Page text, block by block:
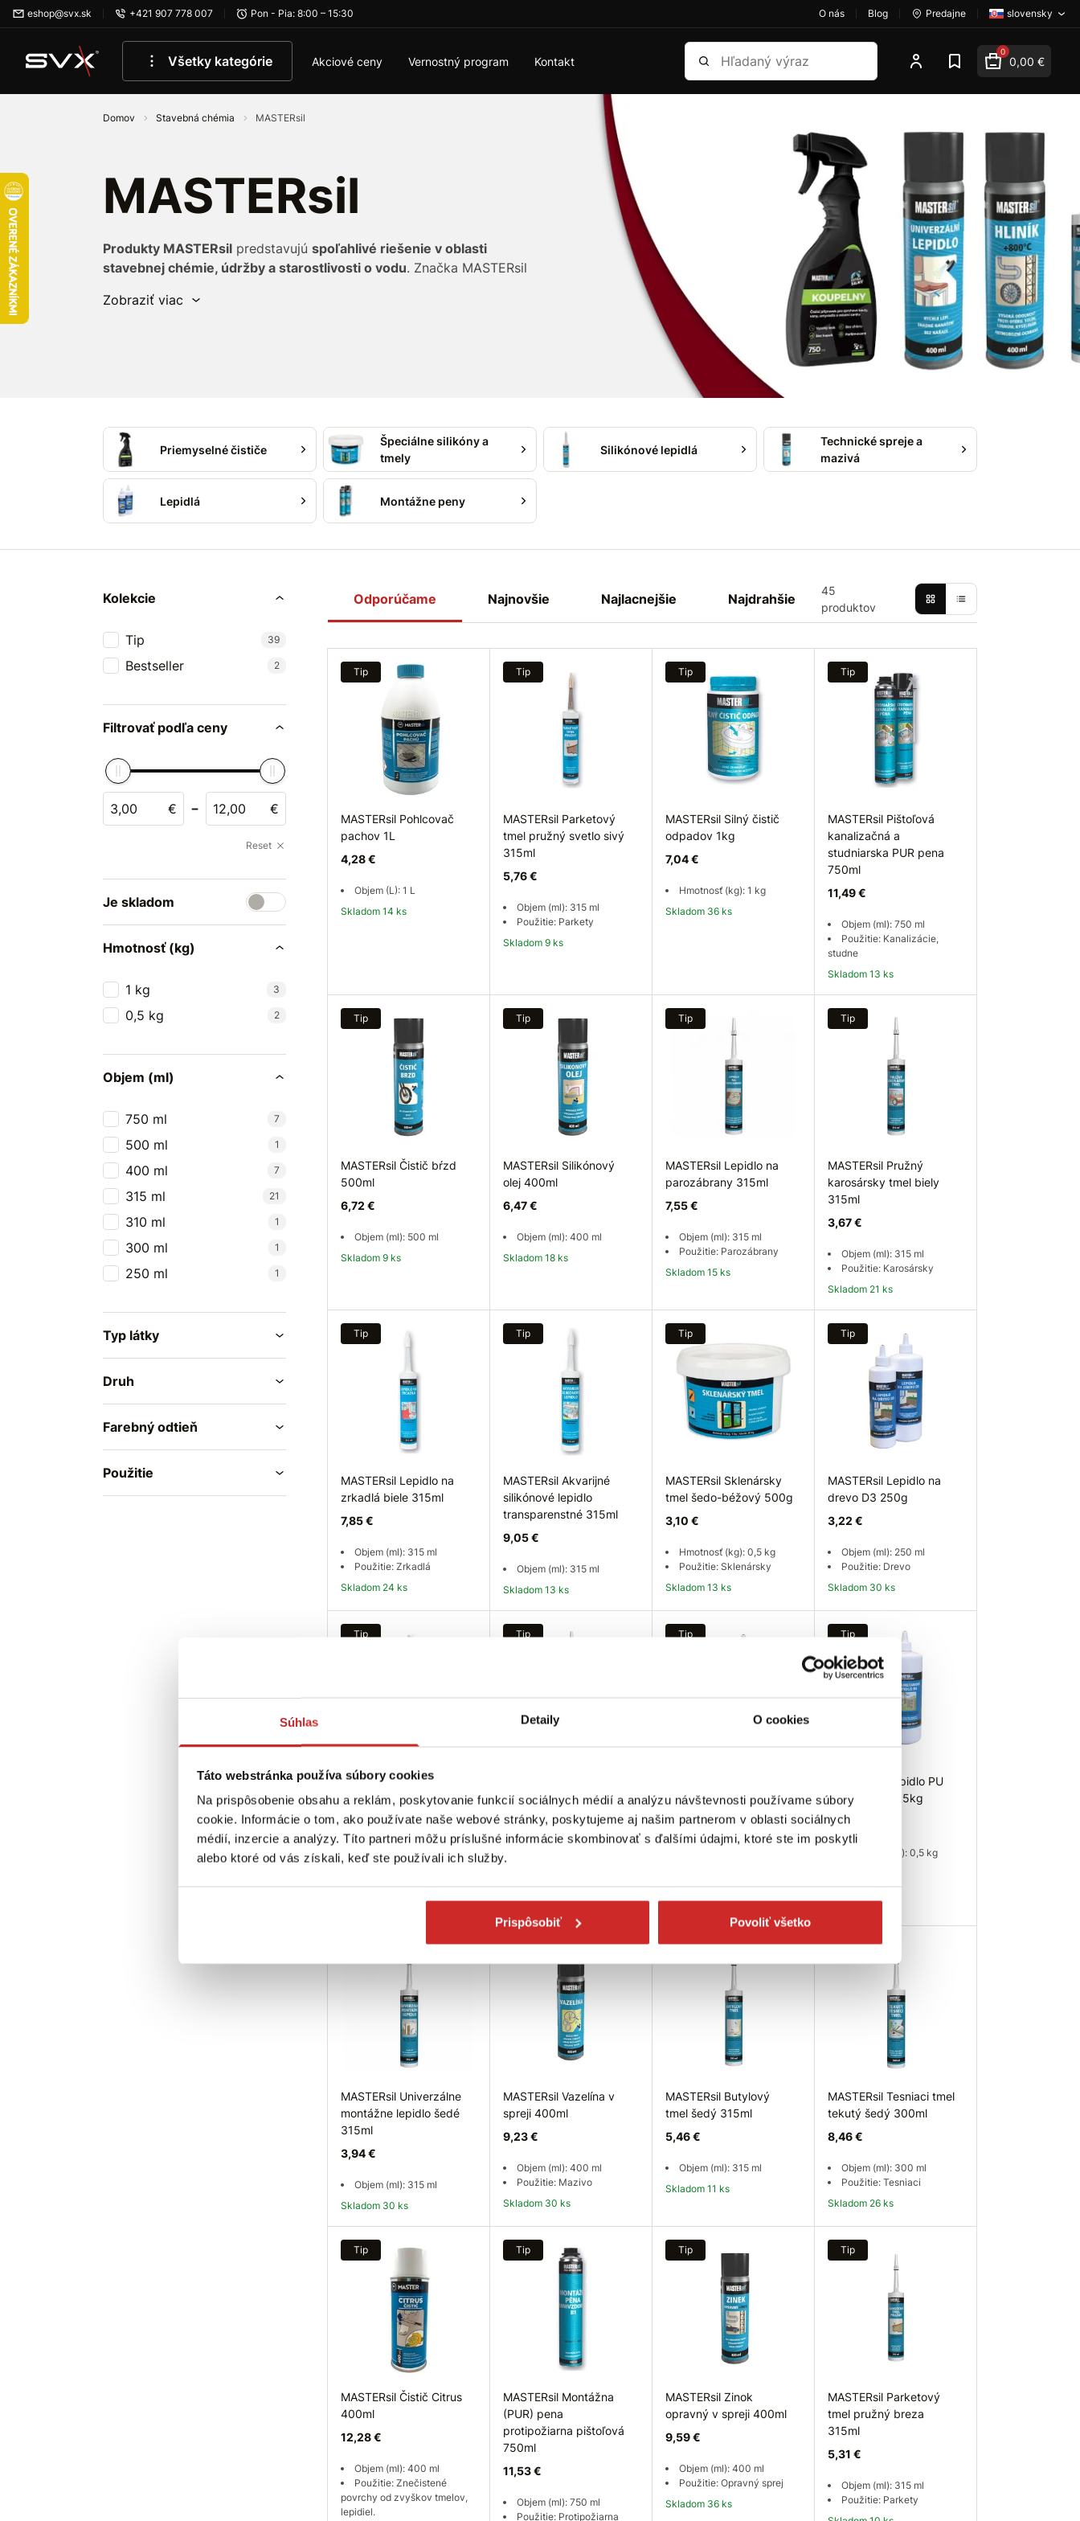
Súhlas Detaily O cookies
Táto webstránka používa súbory cookies
Na prispôsobenie obsahu a reklám, poskytovanie funkcií sociálnych médií a analýzu návštevnosti používame súbory
cookie. Informácie o tom, ako používate naše webové stránky, poskytujeme aj našim partnerom v oblasti sociálnych
médií, inzercie a analýzy. Títo partneri môžu príslušné informácie skombinovať s ďalšími údajmi, ktoré ste im poskytli
alebo ktoré od vás získali, keď ste používali ich služby.
Prispôsobiť Povoliť všetko
Preskočiť na hlavný obsah
eshop@svx.sk +421 907 778 007 Pon - Pia: 8:00 – 15:30 O nás Blog Predajne slovensky
Všetky kategórie Akciové ceny Vernostný program Kontakt
Vyhľadať 0
0,00 €
Domov Stavebná chémia MASTERsil
MASTERsil
Produkty MASTERsil predstavujú spoľahlivé riešenie v oblasti
stavebnej chémie, údržby a starostlivosti o vodu. Značka MASTERsil
ktoré oceníte v stavebníctve, pri bazénoch aj v domácnosti.
Zobraziť viac
Priemyselné čističe
Špeciálne silikóny a
tmely
Silikónové lepidlá
Technické spreje a
mazivá
Lepidlá Montážne peny
Kolekcie
Tip 39
Bestseller 2
Filtrovať podľa ceny
€ - €
Reset
Je skladom
Hmotnosť (kg)
1 kg 3
0,5 kg 2
Objem (ml)
750 ml 7
500 ml 1
400 ml 7
315 ml 21
310 ml 1
300 ml 1
250 ml 1
Typ látky
Druh
Farebný odtieň
Použitie
Odporúčame Najnovšie Najlacnejšie Najdrahšie
45
produktov
Tip
MASTERsil Pohlcovač
pachov 1L
4,28 €
Objem (L): 1 L
Skladom 14 ks
Tip
MASTERsil Parketový
tmel pružný svetlo sivý
315ml
5,76 €
Objem (ml): 315 ml
Použitie: Parkety
Skladom 9 ks
Tip
MASTERsil Silný čistič
odpadov 1kg
7,04 €
Hmotnosť (kg): 1 kg
Skladom 36 ks
Tip
MASTERsil Pištoľová
kanalizačná a
studniarska PUR pena
750ml
11,49 €
Objem (ml): 750 ml
Použitie: Kanalizácie,
studne
Skladom 13 ks
Tip
MASTERsil Čistič bŕzd
500ml
6,72 €
Objem (ml): 500 ml
Skladom 9 ks
Tip
MASTERsil Silikónový
olej 400ml
6,47 €
Objem (ml): 400 ml
Skladom 18 ks
Do košíka
Tip
MASTERsil Lepidlo na
parozábrany 315ml
7,55 €
Objem (ml): 315 ml
Použitie: Parozábrany
Skladom 15 ks
Tip
MASTERsil Pružný
karosársky tmel biely
315ml
3,67 €
Objem (ml): 315 ml
Použitie: Karosársky
Skladom 21 ks
Tip
MASTERsil Lepidlo na
zrkadlá biele 315ml
7,85 €
Objem (ml): 315 ml
Použitie: Zrkadlá
Skladom 24 ks
Tip
MASTERsil Akvarijné
silikónové lepidlo
transparenstné 315ml
9,05 €
Objem (ml): 315 ml
Skladom 13 ks
Do košíka
Tip
MASTERsil Sklenársky
tmel šedo-béžový 500g
3,10 €
Hmotnosť (kg): 0,5 kg
Použitie: Sklenársky
Skladom 13 ks
Tip
MASTERsil Lepidlo na
drevo D3 250g
3,22 €
Objem (ml): 250 ml
Použitie: Drevo
Skladom 30 ks
Do košíka
Tip
MASTERsil Parketový
tmel pružný antracit
315ml
5,49 €
Do košíka
Tip
tmel pružný dub 315ml
5,70 €
Do košíka
Tip
drevo D3 1kg
8,81 €
Do košíka
Tip
MASTERsil Lepidlo PU
D4 medové 0,5kg
11,61 €
Hmotnosť (kg): 0,5 kg
Do košíka
MASTERsil Univerzálne
montážne lepidlo šedé
315ml
3,94 €
Objem (ml): 315 ml
Skladom 30 ks
Do košíka
MASTERsil Vazelína v
spreji 400ml
9,23 €
Objem (ml): 400 ml
Použitie: Mazivo
Skladom 30 ks
Do košíka
MASTERsil Butylový
tmel šedý 315ml
5,46 €
Objem (ml): 315 ml
Skladom 11 ks
MASTERsil Tesniaci tmel
tekutý šedý 300ml
8,46 €
Objem (ml): 300 ml
Použitie: Tesniaci
Skladom 26 ks
Tip
MASTERsil Čistič Citrus
400ml
12,28 €
Objem (ml): 400 ml
Použitie: Znečistené
povrchy od zvyškov tmelov,
lepidiel.
Tip
MASTERsil Montážna
(PUR) pena
protipožiarna pištoľová
750ml
11,53 €
Objem (ml): 750 ml
Použitie: Protipožiarna
Tip
MASTERsil Zinok
opravný v spreji 400ml
9,59 €
Objem (ml): 400 ml
Použitie: Opravný sprej
Skladom 36 ks
Tip
MASTERsil Parketový
tmel pružný breza
315ml
5,31 €
Objem (ml): 315 ml
Použitie: Parkety